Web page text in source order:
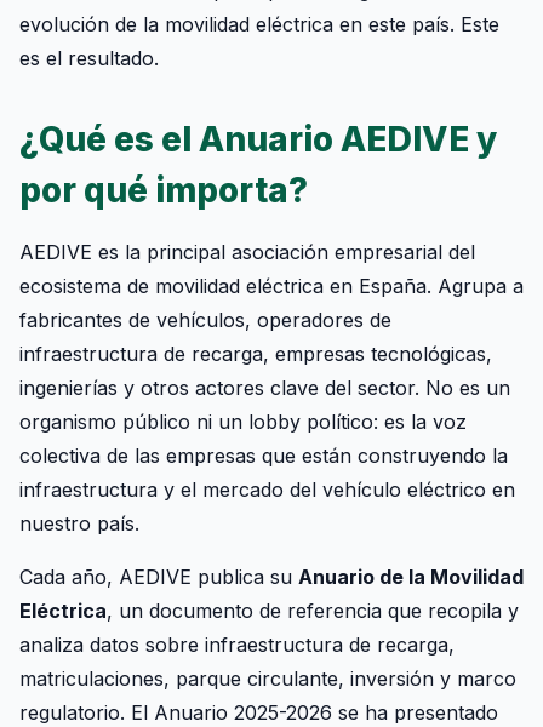
evolución de la movilidad eléctrica en este país. Este
es el resultado.
¿Qué es el Anuario AEDIVE y
por qué importa?
AEDIVE es la principal asociación empresarial del
ecosistema de movilidad eléctrica en España. Agrupa a
fabricantes de vehículos, operadores de
infraestructura de recarga, empresas tecnológicas,
ingenierías y otros actores clave del sector. No es un
organismo público ni un lobby político: es la voz
colectiva de las empresas que están construyendo la
infraestructura y el mercado del vehículo eléctrico en
nuestro país.
Cada año, AEDIVE publica su Anuario de la Movilidad
Eléctrica, un documento de referencia que recopila y
analiza datos sobre infraestructura de recarga,
matriculaciones, parque circulante, inversión y marco
regulatorio. El Anuario 2025-2026 se ha presentado